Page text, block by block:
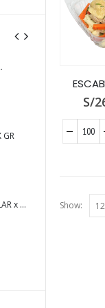
S/
Show:
GR
CERDO COSTILLAR x GR.